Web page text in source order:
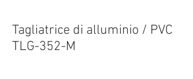
Tagliatrice di alluminio / PVC
TLG-352-M